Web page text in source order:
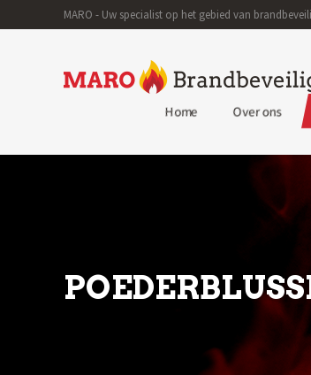
MARO - Uw specialist op het gebied van
Home Over ons